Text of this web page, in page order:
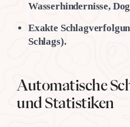
Wasserhindernisse,
Exakte
Schlags).
Automatische
und Statistiken